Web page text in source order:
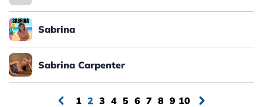
Sabrina
Sabrina Carpenter
1 2 3 4 5 6 7 8 9 10